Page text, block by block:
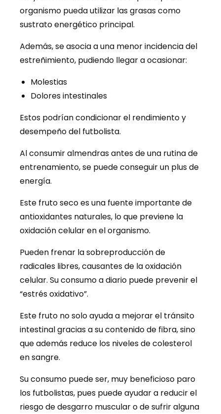
organismo pueda utilizar las grasas como
sustrato energético principal.
Además, se asocia a una menor incidencia del
estreñimiento, pudiendo llegar a ocasionar:
Molestias
Dolores intestinales
Estos podrían condicionar el rendimiento y
desempeño del futbolista.
Al consumir almendras antes de una rutina de
entrenamiento, se puede conseguir un plus de
energía.
Este fruto seco es una fuente importante de
antioxidantes naturales, lo que previene la
oxidación celular en el organismo.
Pueden frenar la sobreproducción de
radicales libres, causantes de la oxidación
celular. Su consumo a diario puede prevenir el
“estrés oxidativo”.
Este fruto no solo ayuda a mejorar el tránsito
intestinal gracias a su contenido de fibra, sino
que además reduce los niveles de colesterol
en sangre.
Su consumo puede ser, muy beneficioso paro
los futbolistas, pues puede ayudar a reducir el
riesgo de desgarro muscular o de sufrir alguna